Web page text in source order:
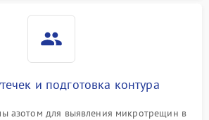
1800 ₽
и подготовка контура
азотом для выявления микротрещин в